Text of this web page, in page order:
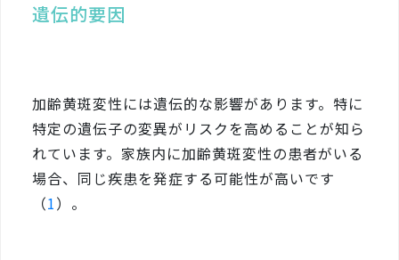
遺伝的要因
加齢黄斑変性には遺伝的な影響があります。特に
特定の遺伝子の変異がリスクを高めることが知ら
れています。家族内に加齢黄斑変性の患者がいる
場合、同じ疾患を発症する可能性が高いです
（1）。